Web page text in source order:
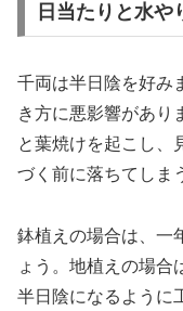
日当たりと水や
千両は半日陰を好み
き方に悪影響があり
と葉焼けを起こし、
づく前に落ちてしま
鉢植えの場合は、一
ょう。地植えの場合
半日陰になるように